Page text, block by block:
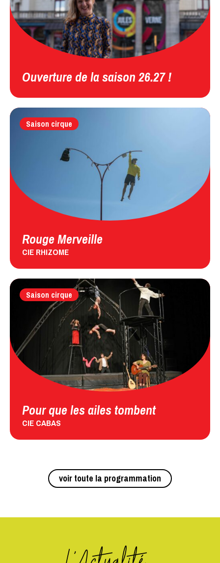
Ouverture de la saison 26.27 !
Saison cirque
Rouge Merveille
CIE RHIZOME
Saison cirque
Pour que les ailes tombent
CIE CABAS
voir toute la programmation
L'Actualité...